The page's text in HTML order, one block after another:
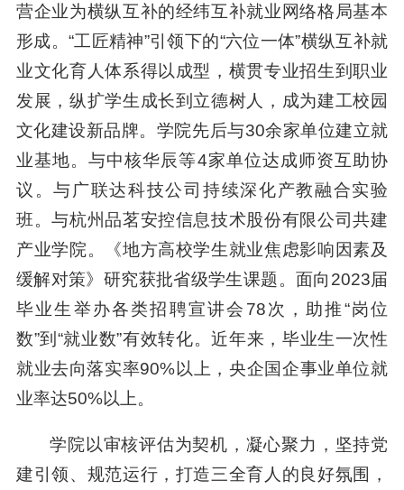
营企业为横纵互补的经纬互补就业网络格局基本
形成。“工匠精神”引领下的“六位一体”横纵互补就
业文化育人体系得以成型，横贯专业招生到职业
发展，纵扩学生成长到立德树人，成为建工校园
文化建设新品牌。学院先后与30余家单位建立就
业基地。与中核华辰等4家单位达成师资互助协
议。与广联达科技公司持续深化产教融合实验
班。与杭州品茗安控信息技术股份有限公司共建
产业学院。《地方高校学生就业焦虑影响因素及
缓解对策》研究获批省级学生课题。面向2023届
毕业生举办各类招聘宣讲会78次，助推“岗位
数”到“就业数”有效转化。近年来，毕业生一次性
就业去向落实率90%以上，央企国企事业单位就
业率达50%以上。
学院以审核评估为契机，凝心聚力，坚持党
建引领、规范运行，打造三全育人的良好氛围，